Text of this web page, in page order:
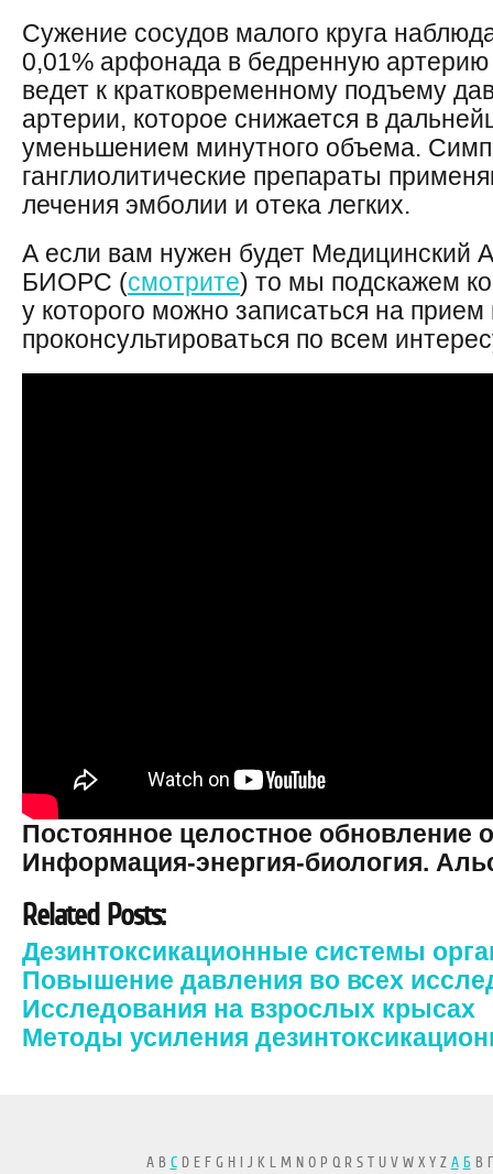
Сужение сосудов малого круга
0,01% арфонада в бедренную
ведет к кратковременному подъему
артерии, которое снижается в
уменьшением минутного объема.
ганглиолитические препараты
лечения эмболии и отека легких.
А если вам нужен будет Медицинский
БИОРС (смотрите) то мы подскажем
у которого можно записаться на
проконсультироваться по всем
Постоянное целостное обновление
Информация-энергия-биология.
Related Posts:
Дезинтоксикационные системы
Повышение давления во всех
Исследования на взрослых крысах
Методы усиления
A B CD E F G H I J K L M N O P Q R S T U V W X Y Z А БВ